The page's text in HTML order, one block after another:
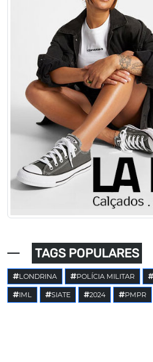
TAGS POPULARES
LONDRINA POLÍCIA MILITAR
IML SIATE 2024 PMPR